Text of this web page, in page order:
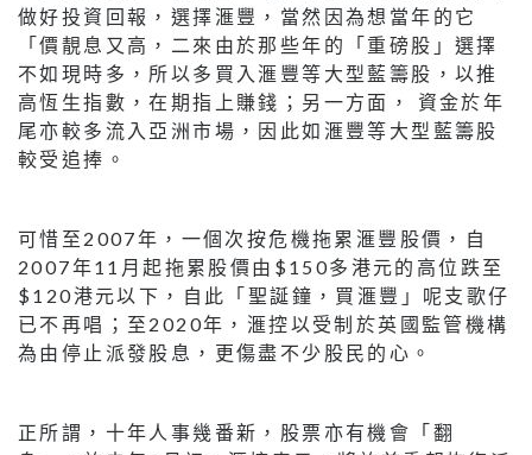
做好投資回報，選擇滙豐，當然因為想當年的它
「價靚息又高，二來由於那些年的「重磅股」選擇
不如現時多，所以多買入滙豐等大型藍籌股，以推
高恆生指數，在期指上賺錢；另一方面， 資金於年
尾亦較多流入亞洲市場，因此如滙豐等大型藍籌股
較受追捧。
可惜至2007年，一個次按危機拖累滙豐股價，自
2007年11月起拖累股價由$150多港元的高位跌至
$120港元以下，自此「聖誕鐘，買滙豐」呢支歌仔
已不再唱；至2020年，滙控以受制於英國監管機構
為由停止派發股息，更傷盡不少股民的心。
正所謂，十年人事幾番新，股票亦有機會「翻